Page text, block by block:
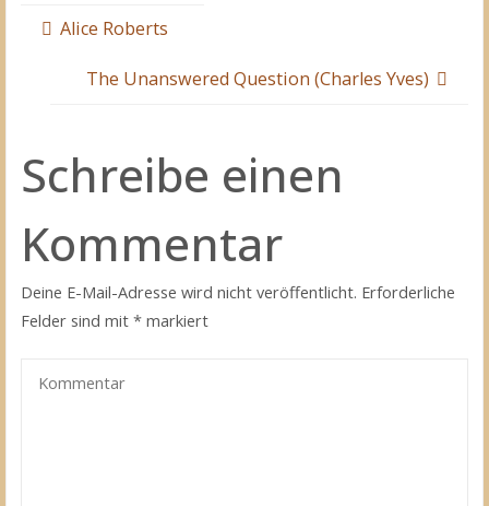
Alice Roberts
The Unanswered Question (Charles Yves)
Schreibe einen
Kommentar
Deine E-Mail-Adresse wird nicht veröffentlicht. Erforderliche
Felder sind mit* markiert